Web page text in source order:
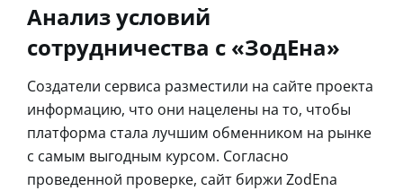
Анализ условий
сотрудничества с «ЗодЕна»
Создатели сервиса разместили на сайте проекта
информацию, что они нацелены на то, чтобы
платформа стала лучшим обменником на рынке
с самым выгодным курсом. Согласно
проведенной проверке, сайт биржи ZodEna